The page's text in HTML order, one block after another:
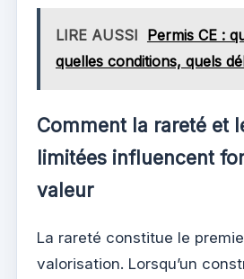
LIRE AUSSI Permis CE :
quelles conditions, quels
Comment la rareté et
limitées influencent
valeur
La rareté constitue le
valorisation. Lorsqu’un